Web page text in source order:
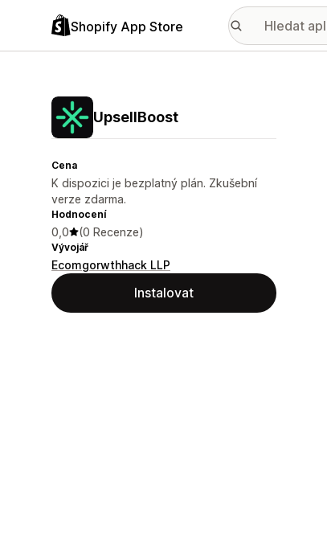
Shopify App Store
UpsellBoost
Cena
K dispozici je bezplatný plán. Zkušební
verze zdarma.
Hodnocení
0,0 (0 Recenze)
Vývojář
Ecomgorwthhack LLP
Instalovat